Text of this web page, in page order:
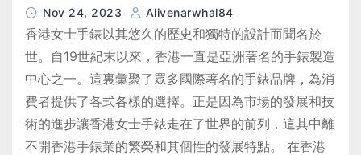
Nov 24, 2023 Alivenarwhal84
香港女士手錶以其悠久的歷史和獨特的設計而聞名於
世。自19世紀末以來，香港一直是亞洲著名的手錶製造
中心之一。這裏彙聚了眾多國際著名的手錶品牌，為消
費者提供了各式各樣的選擇。正是因為市場的發展和技
術的進步讓香港女士手錶走在了世界的前列，這其中離
不開香港手錶業的繁榮和其個性的發展特點。 在香港